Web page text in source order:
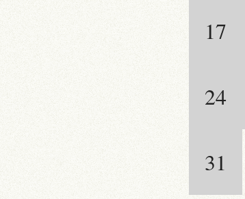
17
24
31